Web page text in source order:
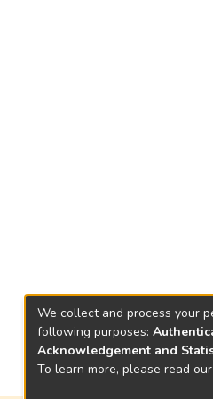
We collect and process your
following purposes:
Acknowledgement and
To learn more, please read our